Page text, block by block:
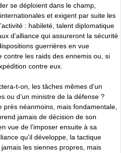
se déploient dans le champ,
et exigent par suite les
: habileté, talent diplomatique
d’alliance qui assureront la sécurité
guerrières en vue
contre les raids des ennemis ou, si
contre eux.
t-on, les tâches mêmes d’un
ou d’un ministre de la défense ?
près néanmoins, mais fondamentale,
jamais de décision de son
vue de l’imposer ensuite à sa
qu’il développe, la tactique
les siennes propres, mais